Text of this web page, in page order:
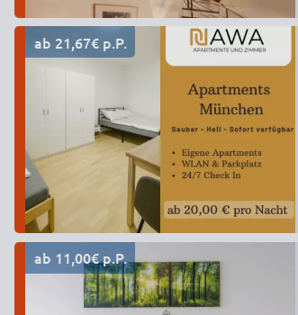
ab 21,67€ p.P.
ab 11,00€ p.P.